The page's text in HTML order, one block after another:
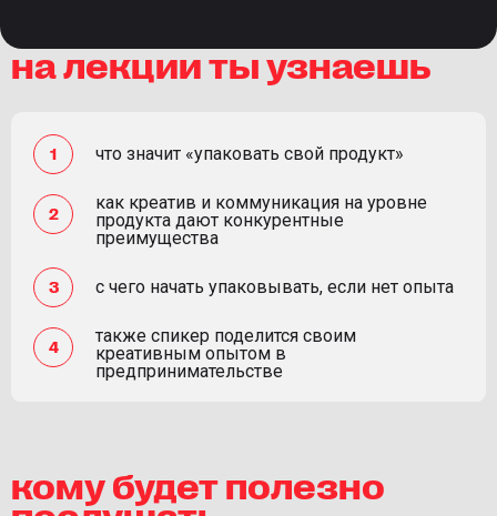
на лекции ты узнаешь
что значит «упаковать свой продукт»
как креатив и коммуникация на уровне
продукта дают конкурентные
преимущества
с чего начать упаковывать, если нет опыта
также спикер поделится своим
креативным опытом в
предпринимательстве
кому будет полезно